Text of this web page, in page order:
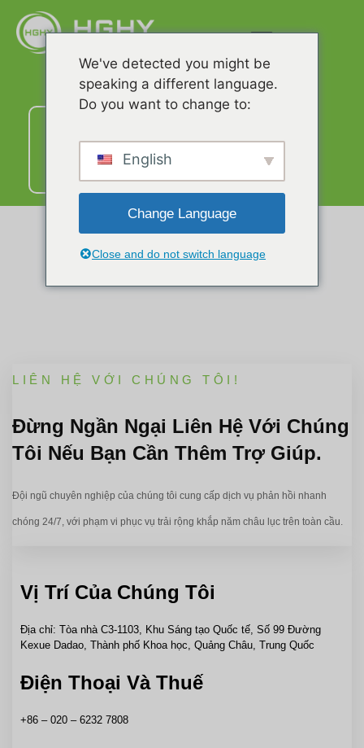
Liên Hệ Với Chúng Tôi
LIÊN HỆ VỚI CHÚNG TÔI!
Đừng Ngần Ngại Liên Hệ Với Chúng
Tôi Nếu Bạn Cần Thêm Trợ Giúp.
Đội ngũ chuyên nghiệp của chúng tôi cung cấp dịch vụ phản hồi nhanh
chóng 24/7, với phạm vi phục vụ trải rộng khắp năm châu lục trên toàn cầu.
Vị Trí Của Chúng Tôi
Địa chỉ: Tòa nhà C3-1103, Khu Sáng tạo Quốc tế, Số 99 Đường
Kexue Dadao, Thành phố Khoa học, Quảng Châu, Trung Quốc
Điện Thoại Và Thuế
+86 – 020 – 6232 7808
We've detected you might be
speaking a different language.
Do you want to change to:
English
Change Language
Close and do not switch language